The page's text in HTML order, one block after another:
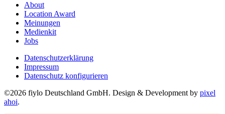
About
Location Award
Meinungen
Medienkit
Jobs
Datenschutzerklärung
Impressum
Datenschutz konfigurieren
©2026 fiylo Deutschland GmbH. Design & Development by pixel
ahoi.